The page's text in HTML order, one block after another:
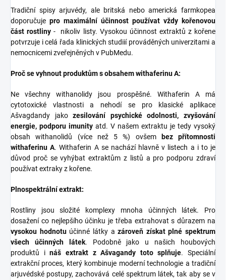
Tradiční spisy arjuvédy, ale britská nebo americká farmkopea
doporučuje pro maximální účinnost používat vždy kořenovou
část rostliny - nikoliv listy. Vysokou účinnost extraktů z kořene
potvrzuje i celá řada klinických studiií prováděných univerzitami a
nemocnicemi zveřejněných v PubMedu.
Proč se vyhnout produktům s obsahem withaferinu A:
Ne všechny withanolidy jsou prospěšné. Withaferin A má
cytotoxické vlastnosti a nehodí se pro klasické aplikace
Ašvagdandy jakozesilování psychické odolnosti, zvyšování
energie, podporu imunity atd. V našem extraktu je tedy vysoký
obsah withanolidů (více než 5 %) ovšem
bez přítomnosti
withaferinu A. Withaferin A se nachází hlavně v listech a i to je
důvod proč se vyhýbat extraktům z listů a pro podporu zdraví
používat extraky z kořene.
Plnospektrální extrakt:
Rostliny jsou složité komplexy mnoha účinných látek. Pro
dosažení co nejlepšího účinku je třeba extrahovat s důrazem na
vysokou hodnotuúčinné látky azároveň získat plné spektrum
všech účinných látek. Podobně jako u našich houbových
produktů ináš extrakt z Ašvagandy toto splňuje. Speciální
extrakční proces, který kombinuje moderní technologie a tradiční
arjuvédské postupy, zachovává celé spektrum látek, tak aby se v